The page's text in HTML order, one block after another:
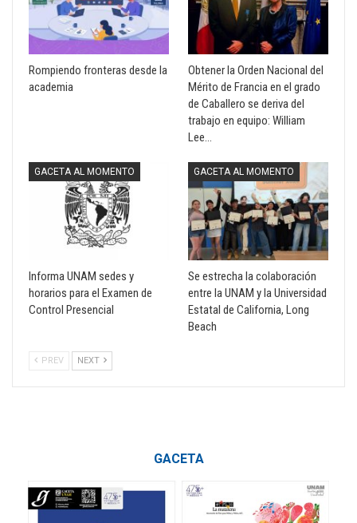
Rompiendo fronteras desde la
academia
Obtener la Orden Nacional del
Mérito de Francia en el grado
de Caballero se deriva del
trabajo en equipo: William
Lee…
GACETA AL MOMENTO
Informa UNAM sedes y
horarios para el Examen de
Control Presencial
GACETA AL MOMENTO
Se estrecha la colaboración
entre la UNAM y la Universidad
Estatal de California, Long
Beach
PREV NEXT
GACETA